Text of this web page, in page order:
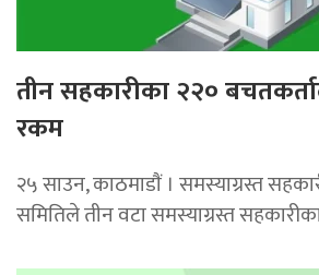
तीन सहकारीका २२०
रकम
२५ साउन, काठमाडाैं । समस्याग्रस्त
समितिले तीन वटा समस्याग्रस्त